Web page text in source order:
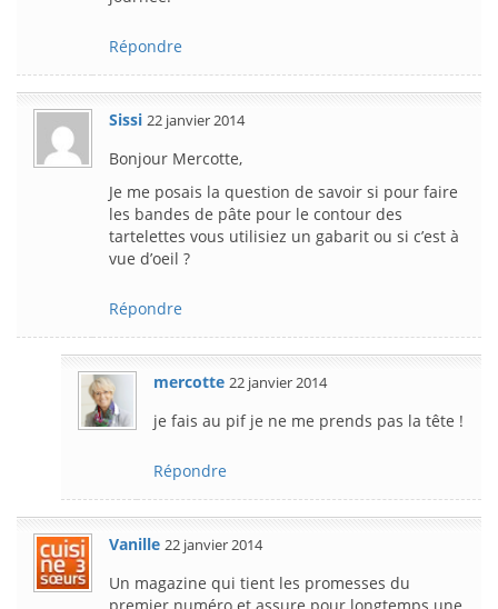
Répondre
Sissi 22 janvier 2014
Bonjour Mercotte,
Je me posais la question de savoir si pour faire
les bandes de pâte pour le contour des
tartelettes vous utilisiez un gabarit ou si c’est à
vue d’oeil ?
Répondre
mercotte 22 janvier 2014
je fais au pif je ne me prends pas la tête !
Répondre
Vanille 22 janvier 2014
Un magazine qui tient les promesses du